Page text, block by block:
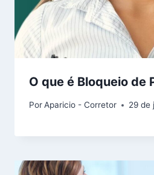
O que é Bloqueio de
PorAparicio - Corretor 29 de